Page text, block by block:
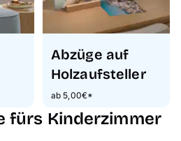
Abzüge auf
Holzaufsteller
ab 5,00€*
fürs Kinderzimmer